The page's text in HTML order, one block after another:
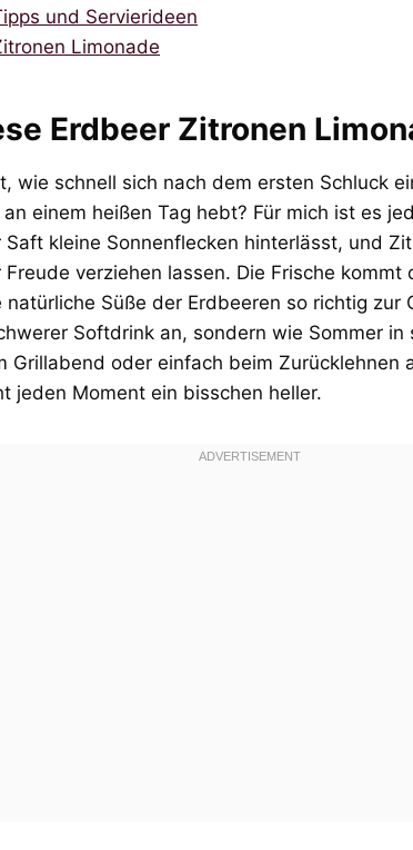
und Servierideen
Limonade
Erdbeer Zitronen
wie schnell sich nach dem ersten Schluck
einem heißen Tag hebt? Für mich ist es
kleine Sonnenflecken hinterlässt, und
verziehen lassen. Die Frische
Süße der Erdbeeren so richtig zur
Softdrink an, sondern wie Sommer in
Grillabend oder einfach beim Zurücklehnen
jeden Moment ein bisschen heller.